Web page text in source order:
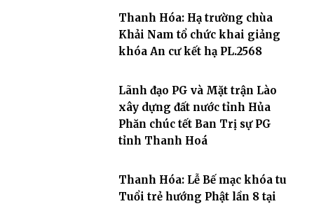
Thanh Hóa: Hạ trường chùa
Khải Nam tổ chức khai giảng
khóa An cư kết hạ PL.2568
Lãnh đạo PG và Mặt trận Lào
xây dựng đất nước tỉnh Hủa
Phăn chúc tết Ban Trị sự PG
tỉnh Thanh Hoá
Thanh Hóa: Lễ Bế mạc khóa tu
Tuổi trẻ hướng Phật lần 8 tại